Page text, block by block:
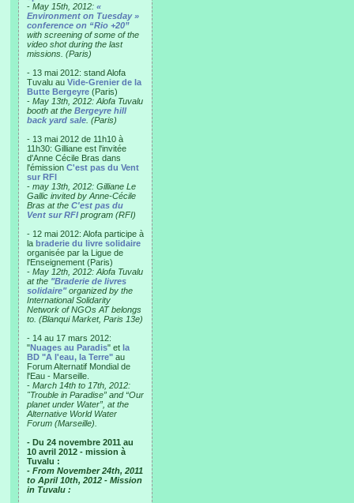
- May 15th, 2012: «
Environment on Tuesday »
conference on “Rio +20”
with screening of some of the
video shot during the last
missions. (Paris)
- 13 mai 2012: stand Alofa
Tuvalu au Vide-Grenier de la
Butte Bergeyre (Paris)
- May 13th, 2012: Alofa Tuvalu
booth at the Bergeyre hill
back yard sale . (Paris)
- 13 mai 2012 de 11h10 à
11h30: Gilliane est l'invitée
d'Anne Cécile Bras dans
l'émission C'est pas du Vent
sur RFI
- may 13th, 2012: Gilliane Le
Gallic invited by Anne-Cécile
Bras at the C'est pas du
Vent sur RFI program (RFI)
- 12 mai 2012: Alofa participe à
la braderie du livre solidaire
organisée par la Ligue de
l'Enseignement (Paris)
- May 12th, 2012: Alofa Tuvalu
at the "Braderie de livres
solidaire"organized by the
International Solidarity
Network of NGOs AT belongs
to. (Blanqui Market, Paris 13e)
- 14 au 17 mars 2012:
"Nuages au Paradis" et la
BD "A l'eau, la Terre" au
Forum Alternatif Mondial de
l'Eau - Marseille.
- March 14th to 17th, 2012:
"Trouble in Paradise” and “Our
planet under Water”, at the
Alternative World Water
Forum (Marseille).
- Du 24 novembre 2011 au
10 avril 2012 - mission à
Tuvalu :
- From November 24th, 2011
to April 10th, 2012 - Mission
in Tuvalu :